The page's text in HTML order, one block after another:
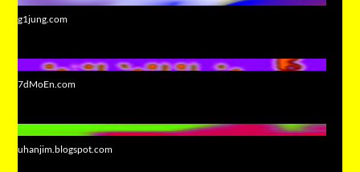
g1jung.com
7dMoEn.com
uhanjim.blogspot.com